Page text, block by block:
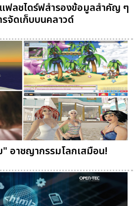
ฟลชไดร์ฟสำรองข้อมูลสำคัญ ๆ
จัดเก็บบนคลาวด์
" อาชญากรรมโลกเสมือน!